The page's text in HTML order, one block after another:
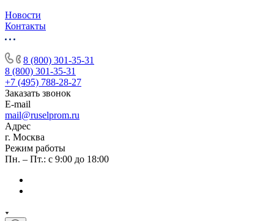
Новости
Контакты
8 (800) 301-35-31
8 (800) 301-35-31
+7 (495) 788-28-27
Заказать звонок
E-mail
mail@ruselprom.ru
Адрес
г. Москва
Режим работы
Пн. – Пт.: с 9:00 до 18:00